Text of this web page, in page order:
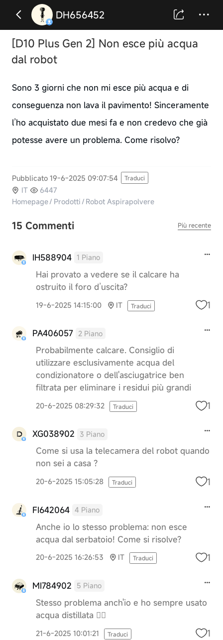
DH656452
[D10 Plus Gen 2] Non esce più acqua
dal robot
Sono 3 giorni che non mi esce più acqua e di
conseguenza non lava il pavimento! Sinceramente
l’ho acquistato due mesi fa e non credevo che già
potesse avere un problema. Come risolvo?
Pubblicato 19-6-2025 09:07:54 Traduci
IT
6447
Homepage/ Prodotti/ Robot Aspirapolvere
15 Commenti Più recente
IH588904 1 Piano
Hai provato a vedere se il calcare ha
ostruito il foro d’uscita?
19-6-2025 14:15:00 IT Traduci 1
PA406057 2 Piano
Probabilmente calcare. Consiglio di
utilizzare esclusivamente acqua del
condizionatore o dell'asciugatrice ben
filtrata per eliminare i residui più grandi
20-6-2025 08:29:32 Traduci 1
XG038902 3 Piano
Come si usa la telecamera del robot quando
non sei a casa ?
20-6-2025 15:05:28 Traduci 1
FI642064 4 Piano
Anche io lo stesso problema: non esce
acqua dal serbatoio! Come si risolve?
20-6-2025 16:26:53 IT Traduci 1
MI784902 5 Piano
Stesso problema anch'io e ho sempre usato
acqua distillata 🤦‍♀️
21-6-2025 10:01:21 Traduci 1